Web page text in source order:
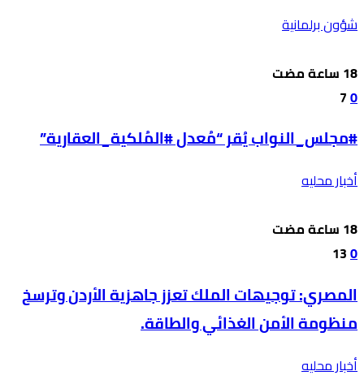
شؤون برلمانية
0
7
#مجلس_النواب يُقر “مُعدل #المُلكية_العقارية”
أخبار محليه
0
13
المصري: توجيهات الملك تعزز جاهزية الأردن وترسخ
منظومة الأمن الغذائي والطاقة.
أخبار محليه